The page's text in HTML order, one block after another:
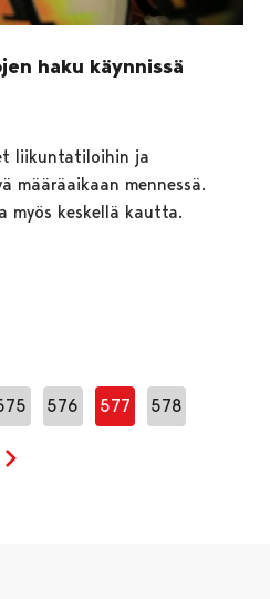
haku käynnissä
liikuntatiloihin ja
määräaikaan mennessä.
myös keskellä kautta.
576 577 578
Seuraava sivu